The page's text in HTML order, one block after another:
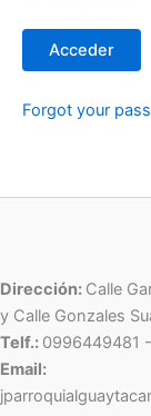
Forgot your
Dirección: Calle
y Calle Gonzales
Telf.: 0996449481